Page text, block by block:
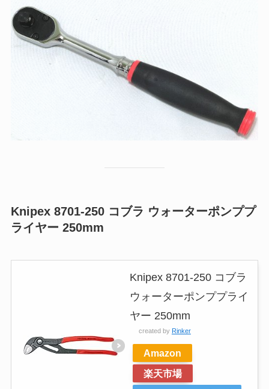
Knipex 8701-250 コブラ ウォーターポンププ
ライヤー 250mm
Knipex 8701-250 コブラ
ウォーターポンププライ
ヤー 250mm
created by Rinker
Amazon
楽天市場